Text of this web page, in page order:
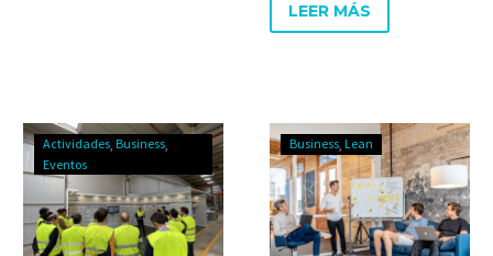
sostenibles, descubre aquí
los ‘Problemas Green’.
LEER MÁS
Actividades Business
Eventos
Business Lean